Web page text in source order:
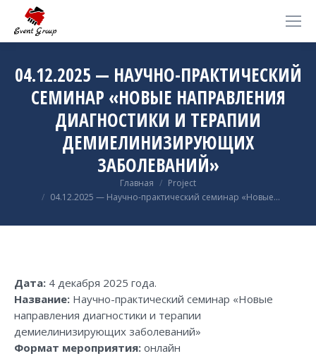
04.12.2025 — НАУЧНО-ПРАКТИЧЕСКИЙ
СЕМИНАР «НОВЫЕ НАПРАВЛЕНИЯ
ДИАГНОСТИКИ И ТЕРАПИИ
ДЕМИЕЛИНИЗИРУЮЩИХ
ЗАБОЛЕВАНИЙ»
Главная
Project
04.12.2025 — Научно-практический семинар «Новые…
Дата: 4 декабря 2025 года.
Название: Научно-практический семинар «Новые
направления диагностики и терапии
демиелинизирующих заболеваний»
Формат мероприятия: онлайн